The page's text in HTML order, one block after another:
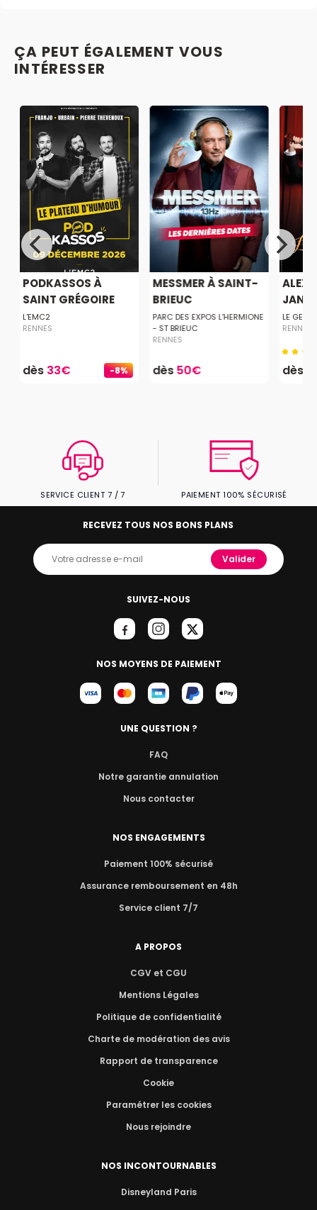
ÇA PEUT ÉGALEMENT VOUS
INTÉRESSER
-8%
PODKASSOS À
SAINT GRÉGOIRE
L'EMC2
RENNES
dès 33€
MESSMER À SAINT-
BRIEUC
PARC DES EXPOS L'HERMIONE
- ST BRIEUC
RENNES
dès50€
JANZE
LE
RENNES
dès
SERVICE CLIENT 7 / 7 PAIEMENT 100% SÉCURISÉ
SUIVEZ-NOUS
NOS MOYENS DE PAIEMENT
RECEVEZ TOUS NOS BONS PLANS
Valider
UNE QUESTION ?
FAQ
Notre garantie annulation
Nous contacter
NOS ENGAGEMENTS
Paiement 100% sécurisé
Assurance remboursement en 48h
Service client 7/7
A PROPOS
CGV et CGU
Mentions Légales
Politique de confidentialité
Charte de modération des avis
Rapport de transparence
Cookie
Paramétrer les cookies
Nous rejoindre
NOS INCONTOURNABLES
Disneyland Paris